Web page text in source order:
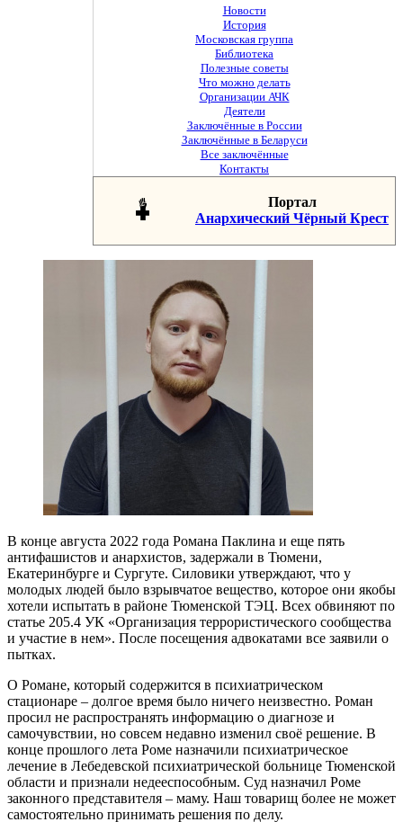
Новости
История
Московская группа
Библиотека
Полезные советы
Что можно делать
Организации АЧК
Деятели
Заключённые в России
Заключённые в Беларуси
Все заключённые
Контакты
Портал
Анархический Чёрный Крест
В конце августа 2022 года Романа Паклина и еще пять
антифашистов и анархистов, задержали в Тюмени,
Екатеринбурге и Сургуте. Силовики утверждают, что у
молодых людей было взрывчатое вещество, которое они якобы
хотели испытать в районе Тюменской ТЭЦ. Всех обвиняют по
статье 205.4 УК «Организация террористического сообщества
и участие в нем». После посещения адвокатами все заявили о
пытках.
О Романе, который содержится в психиатрическом
стационаре – долгое время было ничего неизвестно. Роман
просил не распространять информацию о диагнозе и
самочувствии, но совсем недавно изменил своё решение. В
конце прошлого лета Роме назначили психиатрическое
лечение в Лебедевской психиатрической больнице Тюменской
области и признали недееспособным. Суд назначил Роме
законного представителя – маму. Наш товарищ более не может
самостоятельно принимать решения по делу.